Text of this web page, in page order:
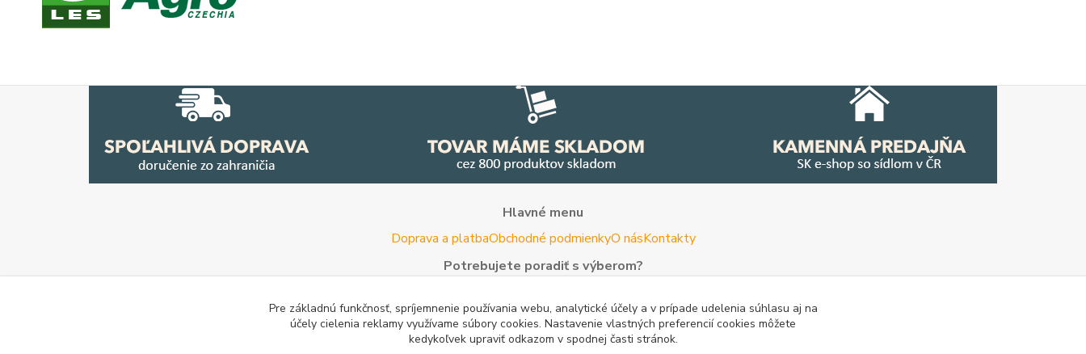
Hlavné menu
Doprava a platbaObchodné podmienkyO násKontakty
Potrebujete poradiť s výberom?
Tel:+420 722 744 267- Po - Pia (8 - 16 hod)
Email:info@woodman.sk- kedykoľvek
Pre základnú funkčnosť, spríjemnenie používania webu, analytické účely a v prípade udelenia súhlasu aj na
účely cielenia reklamy využívame súbory cookies. Nastavenie vlastných preferencií cookies môžete
kedykoľvek upraviť odkazom v spodnej časti stránok.